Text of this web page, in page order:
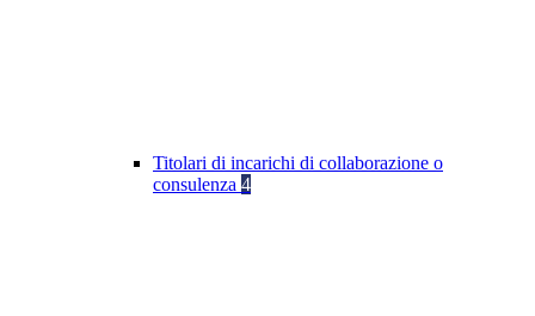
Titolari di incarichi di collaborazione o
consulenza 4